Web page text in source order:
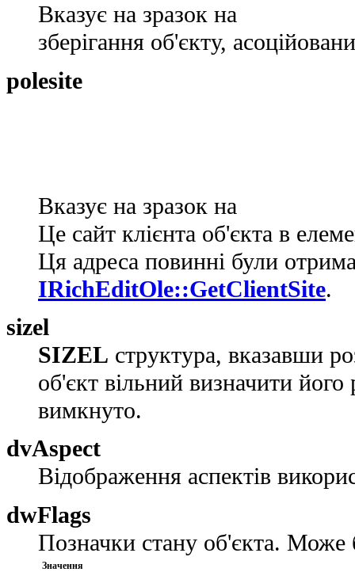
Вказує на зразок на
зберігання об'єкту,
polesite
Вказує на зразок на
Це сайт клієнта об'єкта в
Ця адреса повинні були
IRichEditOle::GetClientSite.
sizel
SIZEL структура, вказавши
об'єкт вільний визначити
вимкнуто.
dvAspect
Відображення аспектів
dwFlags
Позначки стану об'єкта. Може
Значення